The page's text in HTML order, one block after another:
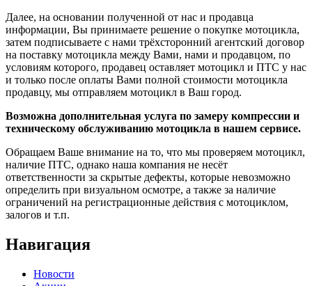
Далее, на основании полученной от нас и продавца
информации, Вы принимаете решение о покупке мотоцикла,
затем подписываете с нами трёхсторонний агентский договор
на поставку мотоцикла между Вами, нами и продавцом, по
условиям которого, продавец оставляет мотоцикл и ПТС у нас
и только после оплаты Вами полной стоимости мотоцикла
продавцу, мы отправляем мотоцикл в Ваш город.
Возможна дополнительная услуга по замеру компрессии и
техническому обслуживанию мотоцикла в нашем сервисе.
Обращаем Ваше внимание на то, что мы проверяем мотоцикл,
наличие ПТС, однако наша компания не несёт
ответственности за скрытые дефекты, которые невозможно
определить при визуальном осмотре, а также за наличие
ограничений на регистрационные действия с мотоциклом,
залогов и т.п.
Навигация
Новости